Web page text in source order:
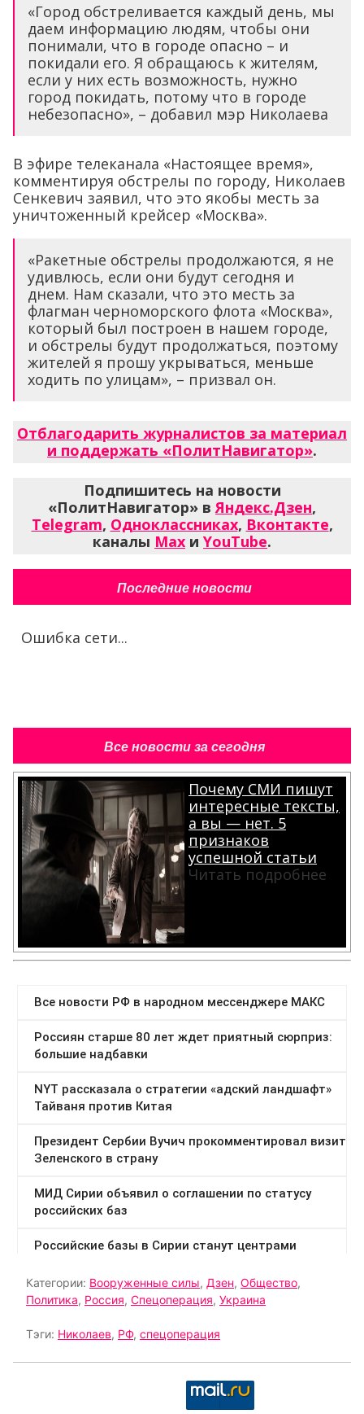
«Город обстреливается каждый день, мы
даем информацию людям, чтобы они
понимали, что в городе опасно – и
покидали его. Я обращаюсь к жителям,
если у них есть возможность, нужно
город покидать, потому что в городе
небезопасно», – добавил мэр Николаева
В эфире телеканала «Настоящее время»,
комментируя обстрелы по городу, Николаев
Сенкевич заявил, что это якобы месть за
уничтоженный крейсер «Москва».
«Ракетные обстрелы продолжаются, я не
удивлюсь, если они будут сегодня и
днем. Нам сказали, что это месть за
флагман черноморского флота «Москва»,
который был построен в нашем городе,
и обстрелы будут продолжаться, поэтому
жителей я прошу укрываться, меньше
ходить по улицам», – призвал он.
Отблагодарить журналистов за материал
и поддержать «ПолитНавигатор».
Подпишитесь на новости
«ПолитНавигатор» в Яндекс.Дзен,
Telegram, Одноклассниках, Вконтакте,
каналы Max и YouTube.
Последние новости
Ошибка сети...
Все новости за сегодня
Почему СМИ пишут
интересные тексты,
а вы — нет. 5
признаков
успешной статьи
Читать подробнее
Категории: Вооруженные силы, Дзен, Общество,
Политика, Россия, Спецоперация, Украина
Тэги: Николаев, РФ, спецоперация